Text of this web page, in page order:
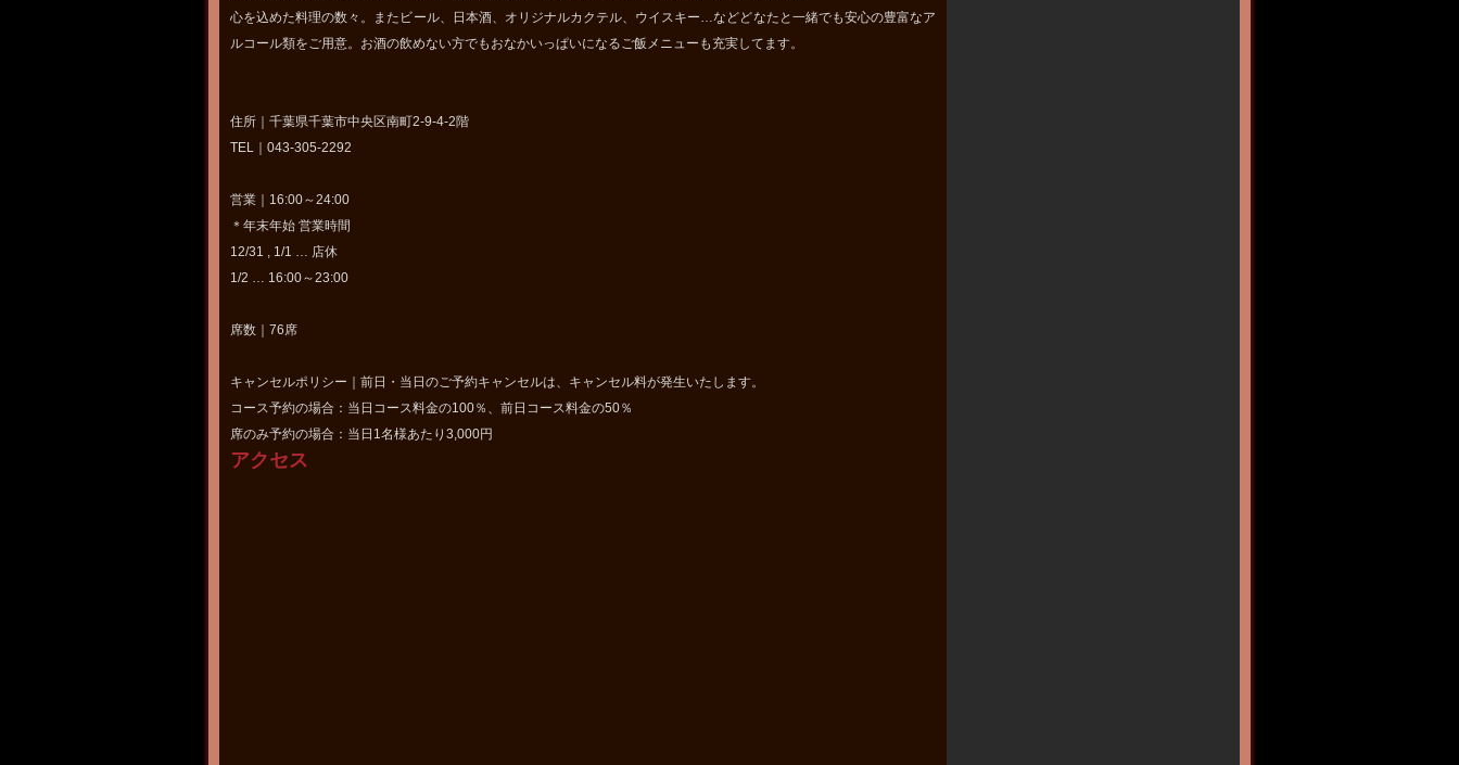
心を込めた料理の数々。またビール、日本酒、オリジナルカクテル、ウイスキー…などどなたと一緒でも安心の豊富なア
ルコール類をご用意。お酒の飲めない方でもおなかいっぱいになるご飯メニューも充実してます。
住所｜千葉県千葉市中央区南町2-9-4-2階
TEL｜043-305-2292
営業｜16:00～24:00
＊年末年始 営業時間
12/31 , 1/1 … 店休
1/2 … 16:00～23:00
席数｜76席
キャンセルポリシー｜前日・当日のご予約キャンセルは、キャンセル料が発生いたします。
コース予約の場合：当日コース料金の100％、前日コース料金の50％
席のみ予約の場合：当日1名様あたり3,000円
アクセス